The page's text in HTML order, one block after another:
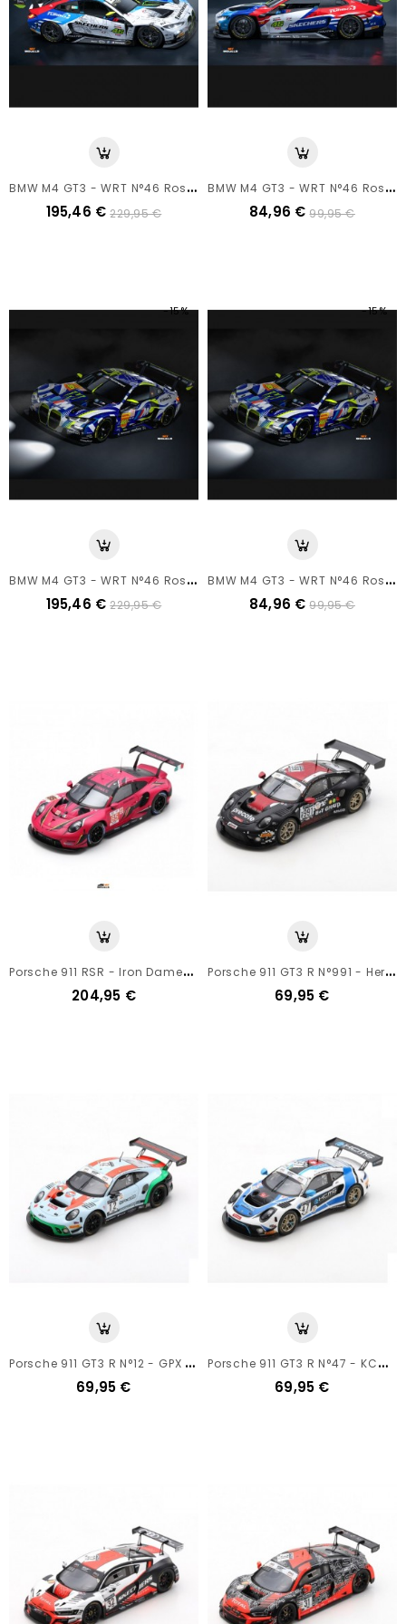
B
MW M4 GT3 - WRT N°46 Rossi - 24h Spa 2024 - Spark 1/18
195,46 € 229,95 €
B
MW M4 GT3 - WRT N°46 Rossi - 24h Spa 2024 - Spark 1/43
84,96 € 99,95 €
-15%
B
MW M4 GT3 - WRT N°46 Rossi - 24h Du Mans 2024 - Spark 1/18
195,46 € 229,95 €
-15%
B
MW M4 GT3 - WRT N°46 Rossi - 24h Du Mans 2024 - Spark 1/43
84,96 € 99,95 €
P
Orsche 911 RSR - Iron Dames - 24h Du Mans 2023 - Spark 1/18
204,95 €
P
Orsche 911 GT3 R N°991 - Herberth Motorsport - 24h Spa 2020 - Spark 1/43
69,95 €
P
Orsche 911 GT3 R N°12 - GPX Racing Gulf - 24h Spa 2020 - Spark 1/43
69,95 €
P
Orsche 911 GT3 R N°47 - KCMG - 24h Spa 2020 - Spark 1/43
69,95 €